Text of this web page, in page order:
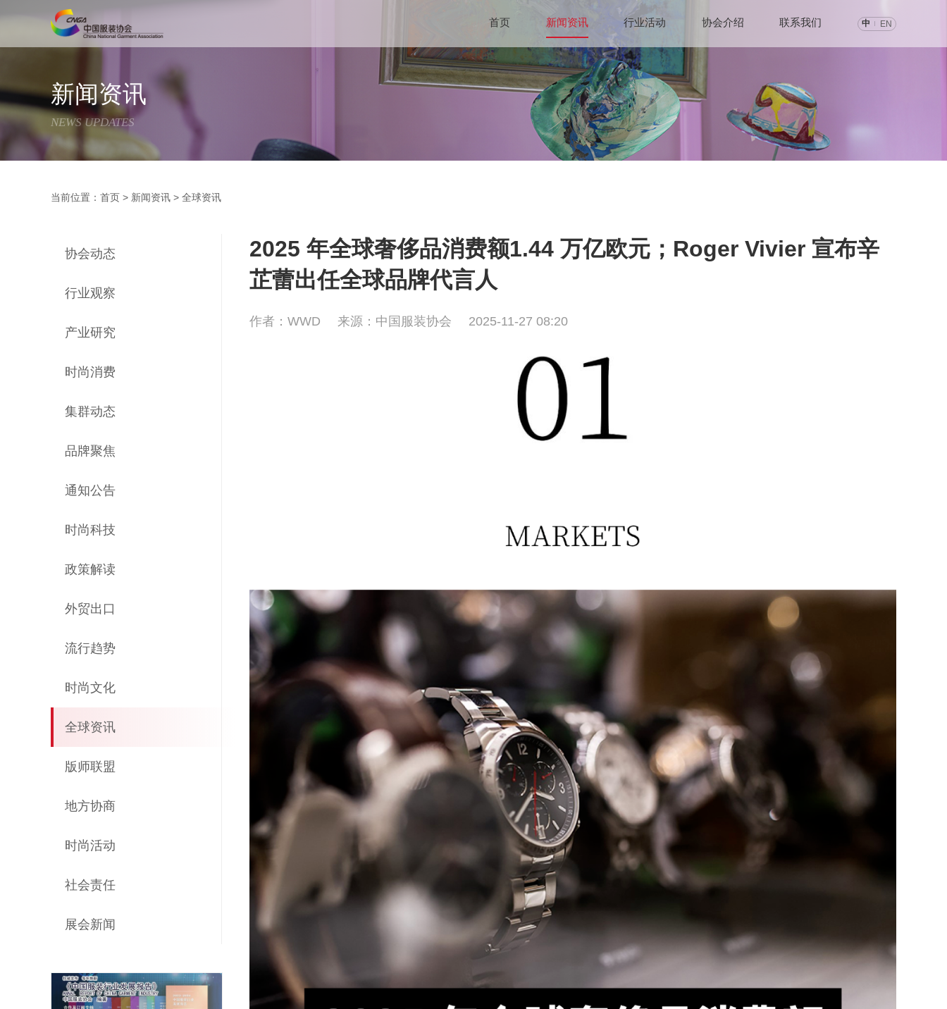
首页 新闻资讯 行业活动 协会介绍 联系我们 中 EN
新闻资讯
NEWS UPDATES
当前位置： 首页 > 新闻资讯 > 全球资讯
协会动态
行业观察
产业研究
时尚消费
集群动态
品牌聚焦
通知公告
时尚科技
政策解读
外贸出口
流行趋势
时尚文化
全球资讯
版师联盟
地方协商
时尚活动
社会责任
展会新闻
2025 年全球奢侈品消费额1.44 万亿欧元；Roger Vivier 宣布辛
芷蕾出任全球品牌代言人
作者：WWD 来源：中国服装协会 2025-11-27 08:20